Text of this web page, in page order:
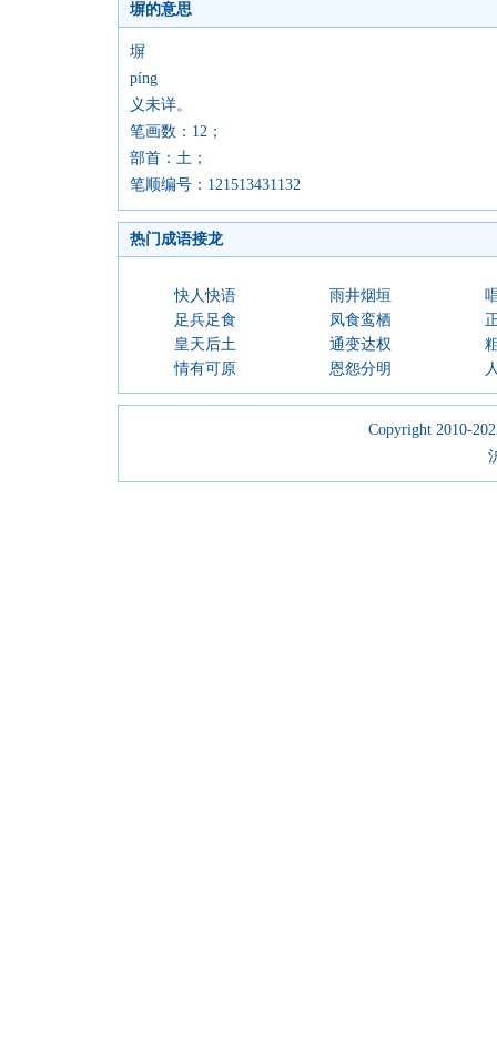
塀的意思
塀
píng
义未详。
笔画数：12；
部首：土；
笔顺编号：121513431132
热门成语接龙
快人快语 雨井烟垣
足兵足食
凤食鸾栖
皇天后土
通变达权
情有可原
恩怨分明
Copyright 2010-